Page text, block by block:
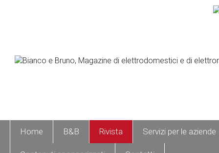
Home B&B Rivista Servizi per le aziende